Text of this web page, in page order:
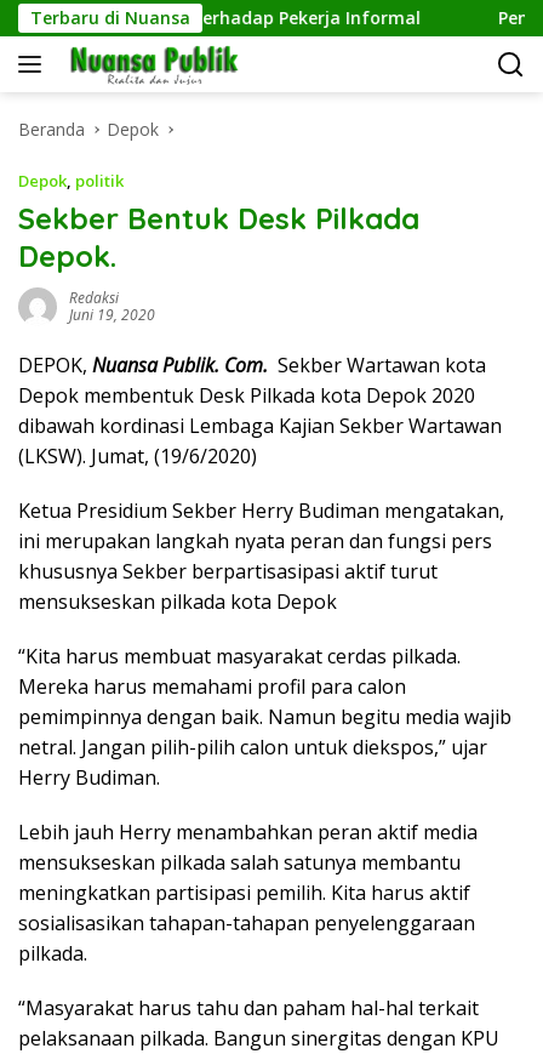
Langsung
ke
konten
Terbaru di Nuansa
Kepedulian terhadap Pekerja Informal Pengelolaan
Beranda Depok
Depok, politik
Sekber Bentuk Desk Pilkada
Depok.
Redaksi
Juni 19, 2020
DEPOK, Nuansa Publik. Com. Sekber Wartawan kota
Depok membentuk Desk Pilkada kota Depok 2020
dibawah kordinasi Lembaga Kajian Sekber Wartawan
(LKSW). Jumat, (19/6/2020)
Ketua Presidium Sekber Herry Budiman mengatakan,
ini merupakan langkah nyata peran dan fungsi pers
khususnya Sekber berpartisasipasi aktif turut
mensukseskan pilkada kota Depok
“Kita harus membuat masyarakat cerdas pilkada.
Mereka harus memahami profil para calon
pemimpinnya dengan baik. Namun begitu media wajib
netral. Jangan pilih-pilih calon untuk diekspos,” ujar
Herry Budiman.
Lebih jauh Herry menambahkan peran aktif media
mensukseskan pilkada salah satunya membantu
meningkatkan partisipasi pemilih. Kita harus aktif
sosialisasikan tahapan-tahapan penyelenggaraan
pilkada.
“Masyarakat harus tahu dan paham hal-hal terkait
pelaksanaan pilkada. Bangun sinergitas dengan KPU